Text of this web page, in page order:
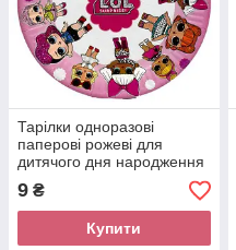
Тарілки одноразові
паперові рожеві для
дитячого дня народження
" Ляльки L.O.L. ( ЛОЛ ) "
9 ₴
Купити